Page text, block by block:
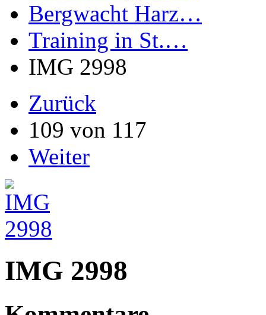
Bergwacht Harz…
Training in St.…
IMG 2998
Zurück
109 von 117
Weiter
IMG 2998